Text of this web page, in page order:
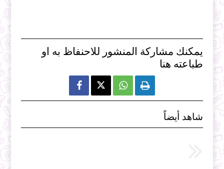
يمكنك مشاركة المنشور للاحنفاظ به او
طباعته هنا
  
شاهد أيضاً